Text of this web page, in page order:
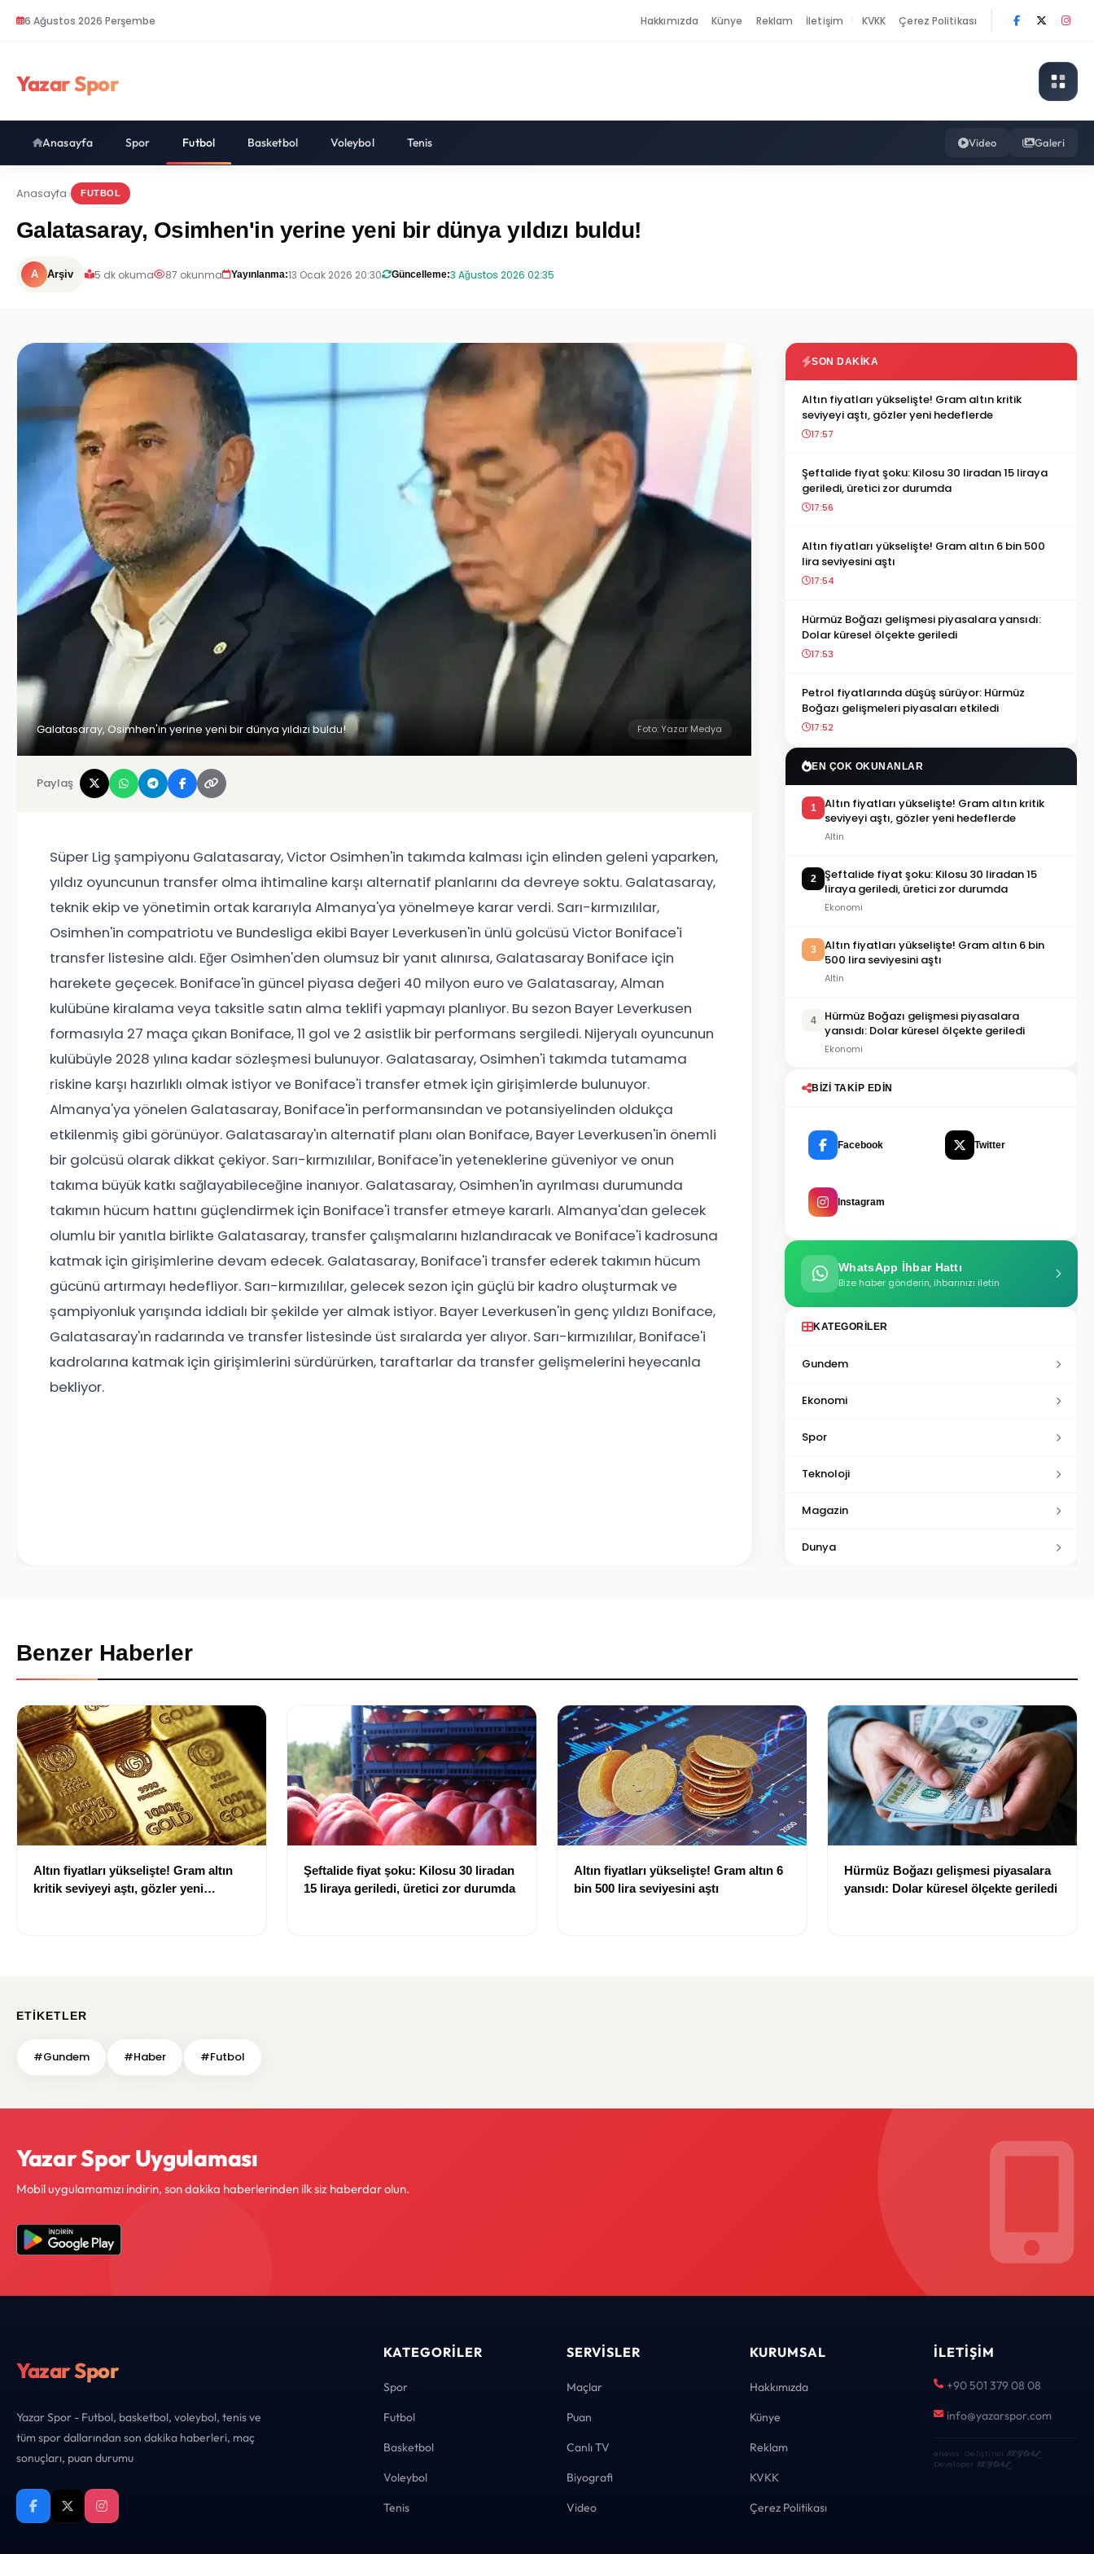
6 Ağustos 2026 Perşembe Hakkımızda Künye Reklam İletişim KVKK Çerez Politikası
Yazar Spor
Anasayfa Spor Futbol Basketbol Voleybol Tenis Video Galeri
Anasayfa FUTBOL
Galatasaray, Osimhen'in yerine yeni bir dünya yıldızı buldu!
A Arşiv 5 dk okuma 87 okunma Yayınlanma:13 Ocak 2026 20:30 Güncelleme:3 Ağustos 2026 02:35
Galatasaray, Osimhen'in yerine yeni bir dünya yıldızı buldu! Foto: Yazar Medya
Paylaş
Süper Lig şampiyonu Galatasaray, Victor Osimhen'in takımda kalması için elinden geleni yaparken,
yıldız oyuncunun transfer olma ihtimaline karşı alternatif planlarını da devreye soktu. Galatasaray,
teknik ekip ve yönetimin ortak kararıyla Almanya'ya yönelmeye karar verdi. Sarı-kırmızılılar,
Osimhen'in compatriotu ve Bundesliga ekibi Bayer Leverkusen'in ünlü golcüsü Victor Boniface'i
transfer listesine aldı. Eğer Osimhen'den olumsuz bir yanıt alınırsa, Galatasaray Boniface için
harekete geçecek. Boniface'in güncel piyasa değeri 40 milyon euro ve Galatasaray, Alman
kulübüne kiralama veya taksitle satın alma teklifi yapmayı planlıyor. Bu sezon Bayer Leverkusen
formasıyla 27 maça çıkan Boniface, 11 gol ve 2 asistlik bir performans sergiledi. Nijeryalı oyuncunun
kulübüyle 2028 yılına kadar sözleşmesi bulunuyor. Galatasaray, Osimhen'i takımda tutamama
riskine karşı hazırlıklı olmak istiyor ve Boniface'i transfer etmek için girişimlerde bulunuyor.
Almanya'ya yönelen Galatasaray, Boniface'in performansından ve potansiyelinden oldukça
etkilenmiş gibi görünüyor. Galatasaray'ın alternatif planı olan Boniface, Bayer Leverkusen'in önemli
bir golcüsü olarak dikkat çekiyor. Sarı-kırmızılılar, Boniface'in yeteneklerine güveniyor ve onun
takıma büyük katkı sağlayabileceğine inanıyor. Galatasaray, Osimhen'in ayrılması durumunda
takımın hücum hattını güçlendirmek için Boniface'i transfer etmeye kararlı. Almanya'dan gelecek
olumlu bir yanıtla birlikte Galatasaray, transfer çalışmalarını hızlandıracak ve Boniface'i kadrosuna
katmak için girişimlerine devam edecek. Galatasaray, Boniface'i transfer ederek takımın hücum
gücünü artırmayı hedefliyor. Sarı-kırmızılılar, gelecek sezon için güçlü bir kadro oluşturmak ve
şampiyonluk yarışında iddialı bir şekilde yer almak istiyor. Bayer Leverkusen'in genç yıldızı Boniface,
Galatasaray'ın radarında ve transfer listesinde üst sıralarda yer alıyor. Sarı-kırmızılılar, Boniface'i
kadrolarına katmak için girişimlerini sürdürürken, taraftarlar da transfer gelişmelerini heyecanla
bekliyor.
SON DAKIKA
Altın fiyatları yükselişte! Gram altın kritik
seviyeyi aştı, gözler yeni hedeflerde
17:57
Şeftalide fiyat şoku: Kilosu 30 liradan 15 liraya
geriledi, üretici zor durumda
17:56
Altın fiyatları yükselişte! Gram altın 6 bin 500
lira seviyesini aştı
17:54
Hürmüz Boğazı gelişmesi piyasalara yansıdı:
Dolar küresel ölçekte geriledi
17:53
Petrol fiyatlarında düşüş sürüyor: Hürmüz
Boğazı gelişmeleri piyasaları etkiledi
17:52
EN ÇOK OKUNANLAR
1
Altın fiyatları yükselişte! Gram altın kritik
seviyeyi aştı, gözler yeni hedeflerde
Altin
2
Şeftalide fiyat şoku: Kilosu 30 liradan 15
liraya geriledi, üretici zor durumda
Ekonomi
3
Altın fiyatları yükselişte! Gram altın 6 bin
500 lira seviyesini aştı
Altin
4
Hürmüz Boğazı gelişmesi piyasalara
yansıdı: Dolar küresel ölçekte geriledi
Ekonomi
BIZI TAKIP EDIN
Facebook Twitter
Instagram
WhatsApp İhbar Hattı
Bize haber gönderin, ihbarınızı iletin
KATEGORILER
Gundem
Ekonomi
Spor
Teknoloji
Magazin
Dunya
Benzer Haberler
Altın fiyatları yükselişte! Gram altın
kritik seviyeyi aştı, gözler yeni
Şeftalide fiyat şoku: Kilosu 30 liradan
15 liraya geriledi, üretici zor durumda
Altın fiyatları yükselişte! Gram altın 6
bin 500 lira seviyesini aştı
Hürmüz Boğazı gelişmesi piyasalara
yansıdı: Dolar küresel ölçekte geriledi
ETIKETLER
#Gundem #Haber #Futbol
Yazar Spor Uygulaması
Mobil uygulamamızı indirin, son dakika haberlerinden ilk siz haberdar olun.
Yazar Spor
Yazar Spor - Futbol, basketbol, voleybol, tenis ve
tüm spor dallarından son dakika haberleri, maç
sonuçları, puan durumu
KATEGORILER
Spor
Futbol
Basketbol
Voleybol
Tenis
SERVISLER
Maçlar
Puan
Canlı TV
Biyografi
Video
KURUMSAL
Hakkımızda
Künye
Reklam
KVKK
Çerez Politikası
İLETIŞIM
+90 501 379 08 08
info@yazarspor.com
eNews · Geliştirici KEYDAL·
Developer KEYDAL